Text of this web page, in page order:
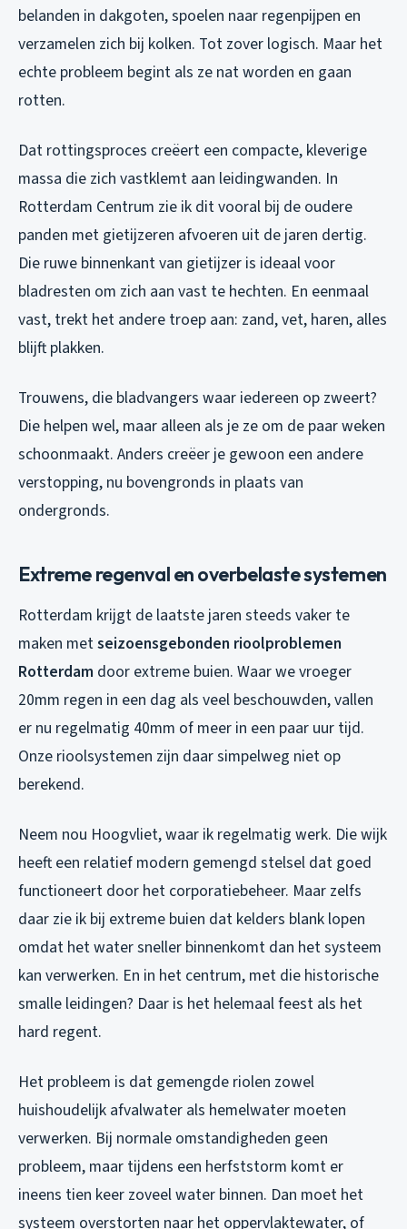
belanden in dakgoten, spoelen naar regenpijpen en
verzamelen zich bij kolken. Tot zover logisch. Maar het
echte probleem begint als ze nat worden en gaan
rotten.
Dat rottingsproces creëert een compacte, kleverige
massa die zich vastklemt aan leidingwanden. In
Rotterdam Centrum zie ik dit vooral bij de oudere
panden met gietijzeren afvoeren uit de jaren dertig.
Die ruwe binnenkant van gietijzer is ideaal voor
bladresten om zich aan vast te hechten. En eenmaal
vast, trekt het andere troep aan: zand, vet, haren, alles
blijft plakken.
Trouwens, die bladvangers waar iedereen op zweert?
Die helpen wel, maar alleen als je ze om de paar weken
schoonmaakt. Anders creëer je gewoon een andere
verstopping, nu bovengronds in plaats van
ondergronds.
Extreme regenval en overbelaste systemen
Rotterdam krijgt de laatste jaren steeds vaker te
maken metseizoensgebonden rioolproblemen
Rotterdam door extreme buien. Waar we vroeger
20mm regen in een dag als veel beschouwden, vallen
er nu regelmatig 40mm of meer in een paar uur tijd.
Onze rioolsystemen zijn daar simpelweg niet op
berekend.
Neem nou Hoogvliet, waar ik regelmatig werk. Die wijk
heeft een relatief modern gemengd stelsel dat goed
functioneert door het corporatiebeheer. Maar zelfs
daar zie ik bij extreme buien dat kelders blank lopen
omdat het water sneller binnenkomt dan het systeem
kan verwerken. En in het centrum, met die historische
smalle leidingen? Daar is het helemaal feest als het
hard regent.
Het probleem is dat gemengde riolen zowel
huishoudelijk afvalwater als hemelwater moeten
verwerken. Bij normale omstandigheden geen
probleem, maar tijdens een herfststorm komt er
ineens tien keer zoveel water binnen. Dan moet het
systeem overstorten naar het oppervlaktewater, of